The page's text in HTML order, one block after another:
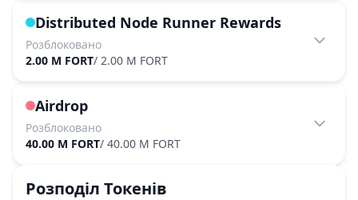
Distributed Node Runner Rewards
Розблоковано
2.00 M FORT/ 2.00 M FORT
Airdrop
Розблоковано
40.00 M FORT/ 40.00 M FORT
Розподіл Токенів